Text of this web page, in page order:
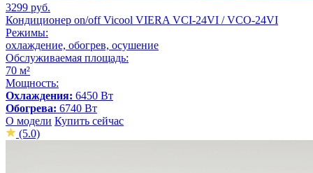
3299 руб.
Кондиционер on/off Vicool VIERA VCI-24VI / VCO-24VI
Режимы:
охлаждение, обогрев, осушение
Обслуживаемая площадь:
70 м²
Мощность:
Охлаждения: 6450 Вт
Обогрева: 6740 Вт
О модели Купить сейчас
(5.0)